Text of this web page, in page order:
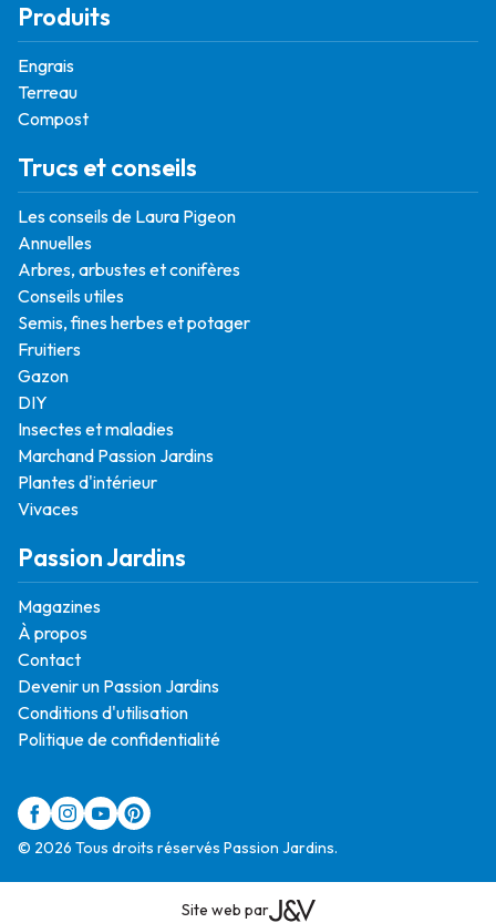
Produits
Engrais
Terreau
Compost
Trucs et conseils
Les conseils de Laura Pigeon
Annuelles
Arbres, arbustes et conifères
Conseils utiles
Semis, fines herbes et potager
Fruitiers
Gazon
DIY
Insectes et maladies
Marchand Passion Jardins
Plantes d'intérieur
Vivaces
Passion Jardins
Magazines
À propos
Contact
Devenir un Passion Jardins
Conditions d'utilisation
Politique de confidentialité
© 2026 Tous droits réservés Passion Jardins.
Site web par